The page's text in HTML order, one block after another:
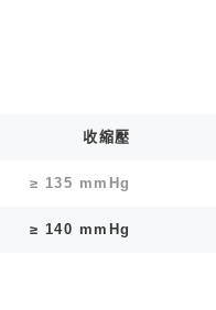
收縮壓
≥ 135 mmHg
≥ 140 mmHg